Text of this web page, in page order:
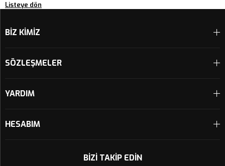
Listeye dön
BİZ KİMİZ
SÖZLEŞMELER
YARDIM
HESABIM
BIZI TAKIP EDIN